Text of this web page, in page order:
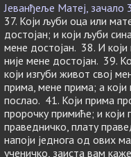
Јеванђеље Матеј, зачало
37. Који љуби оца или
достојан; и који љуби
мене достојан. 38. И
није мене достојан. 39.
који изгуби живот свој
прима, мене прима; а
послао. 41. Који прима
пророчку примиће; и
праведничко, плату
напоји једнога од ових
ученичко, заиста вам